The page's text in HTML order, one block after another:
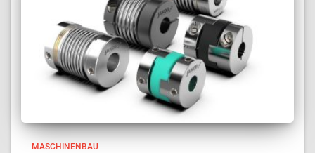
MASCHINENBAU